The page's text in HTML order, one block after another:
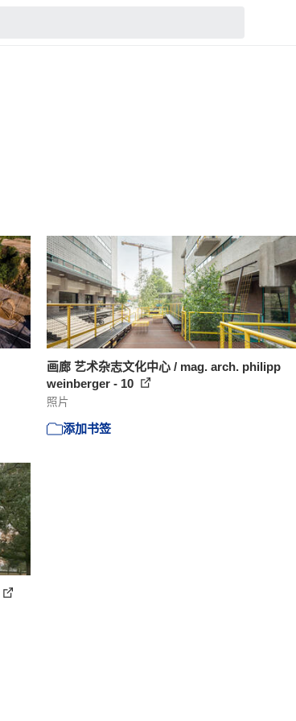
画廊 艺术杂志文化中心 / mag. arch. philipp
weinberger - 10
照片
添加书签